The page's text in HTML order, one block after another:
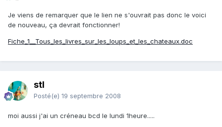
Je viens de remarquer que le lien ne s'ouvrait pas donc le voici
de nouveau, ça devrait fonctionner!
Fiche_1__Tous_les_livres_sur_les_loups_et_les_chateaux.doc
stl
Posté(e) 19 septembre 2008
moi aussi j'ai un créneau bcd le lundi 1heure.....